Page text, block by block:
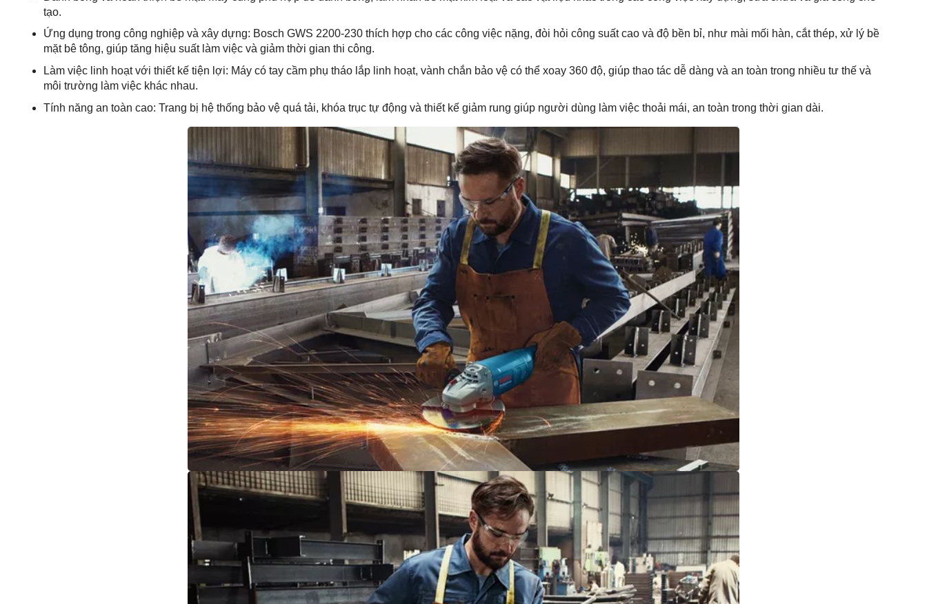
tạo.
Ứng dụng trong công nghiệp và xây dựng: Bosch GWS 2200-230 thích hợp cho các công việc nặng, đòi hỏi công suất cao và độ bền bỉ, như mài mối hàn, cắt thép, xử lý bề
mặt bê tông, giúp tăng hiệu suất làm việc và giảm thời gian thi công.
Làm việc linh hoạt với thiết kế tiện lợi: Máy có tay cầm phụ tháo lắp linh hoạt, vành chắn bảo vệ có thể xoay 360 độ, giúp thao tác dễ dàng và an toàn trong nhiều tư thế và
môi trường làm việc khác nhau.
Tính năng an toàn cao: Trang bị hệ thống bảo vệ quá tải, khóa trục tự động và thiết kế giảm rung giúp người dùng làm việc thoải mái, an toàn trong thời gian dài.